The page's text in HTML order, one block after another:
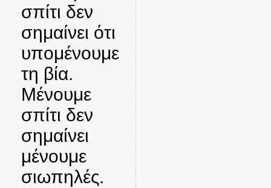
σπίτι δεν
σημαίνει ότι
υπομένουμε
τη βία.
Μένουμε
σπίτι δεν
σημαίνει
μένουμε
σιωπηλές.